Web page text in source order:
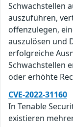
Schwachstellen
auszuführen,
offenzulegen,
auszulösen und
erfolgreiche
Schwachstellen
oder erhöhte
CVE-2022-31160
In Tenable
existieren